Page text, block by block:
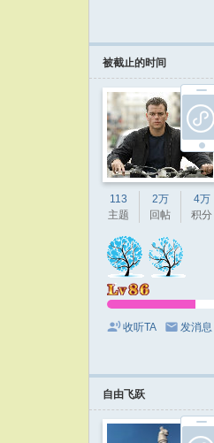
被截止的时间
113
主题
2万
回帖
4万
积分
收听TA 发消息
自由飞跃